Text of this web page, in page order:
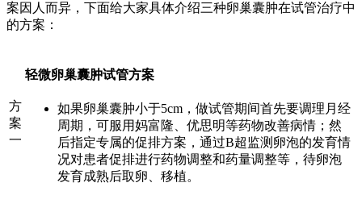
案因人而异，下面给大家具体介绍三种卵巢囊肿在试管治疗中
的方案：
方
案
一
轻微卵巢囊肿试管方案
如果卵巢囊肿小于5cm，做试管期间首先要调理月经
周期，可服用妈富隆、优思明等药物改善病情；然
后指定专属的促排方案，通过B超监测卵泡的发育情
况对患者促排进行药物调整和药量调整等，待卵泡
发育成熟后取卵、移植。